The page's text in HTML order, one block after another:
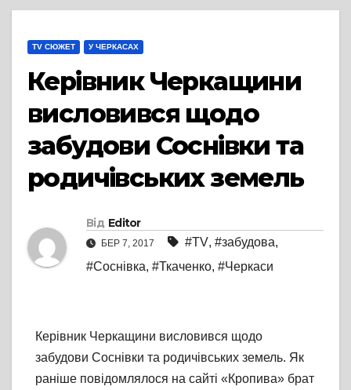
TV СЮЖЕТ У ЧЕРКАСАХ
Керівник Черкащини
висловився щодо
забудови Соснівки та
родичівських земель
Від Editor
БЕР 7, 2017 #TV, #забудова,
#Соснівка, #Ткаченко, #Черкаси
Керівник Черкащини висловився щодо
забудови Соснівки та родичівських земель. Як
раніше повідомлялося на сайті «Кропива» брат